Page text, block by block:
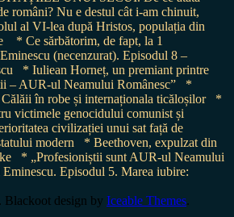
români? Nu e destul cât i-am chinuit,
al VI-lea după Hristos, populația din
* Ce sărbătorim, de fapt, la 1
(necenzurat). Episodul 8 –
* Iuliean Horneț, un premiant printre
– AUR-ul Neamului Românesc”
*
în robe și internaționala ticăloșilor
*
victimele genocidului comunist și
civilizației unui sat față de
modern
* Beethoven, expulzat din
* „Profesioniștii sunt AUR-ul Neamului
Episodul 5. Marea iubire:
. Blackoot design by Iceable Themes.